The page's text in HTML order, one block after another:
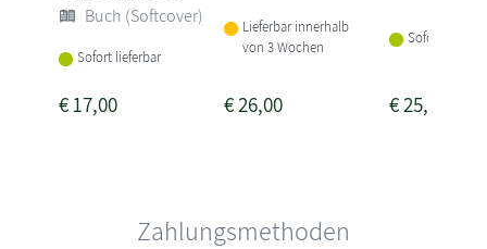
Buch (Softcover)
Sofort lieferbar
€17,00
Lieferbar innerhalb
von 3 Wochen
€26,00
Sofort
€25,00
Zahlungsmethoden